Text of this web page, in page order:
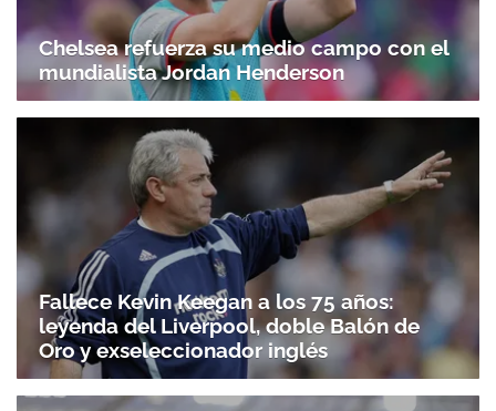
Chelsea refuerza su medio campo con el
mundialista Jordan Henderson
Fallece Kevin Keegan a los 75 años:
leyenda del Liverpool, doble Balón de
Oro y exseleccionador inglés